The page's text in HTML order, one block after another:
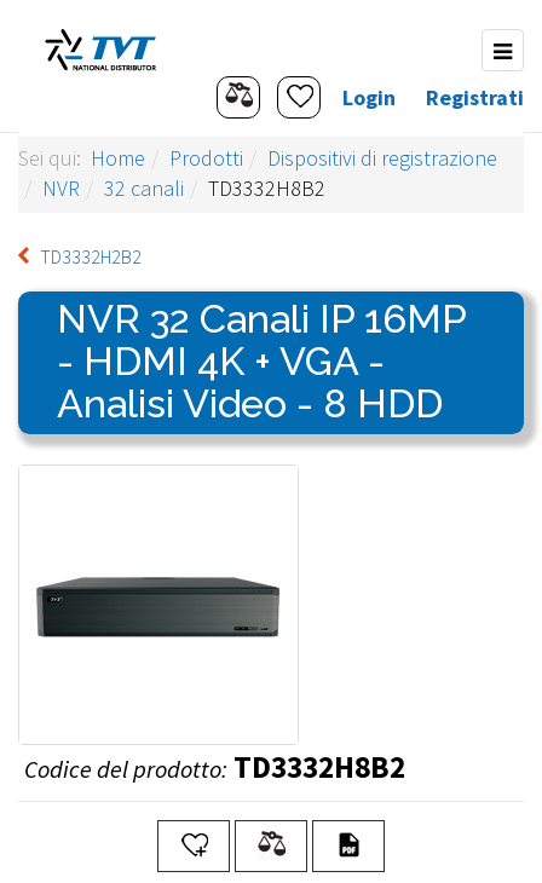
Registrati
Login
Sei qui: Home Prodotti
Dispositivi di registrazione
NVR
32 canali TD3332H8B2
TD3332H2B2
NVR 32 Canali IP 16MP
- HDMI 4K + VGA -
Analisi Video - 8 HDD
Codice del prodotto: TD3332H8B2